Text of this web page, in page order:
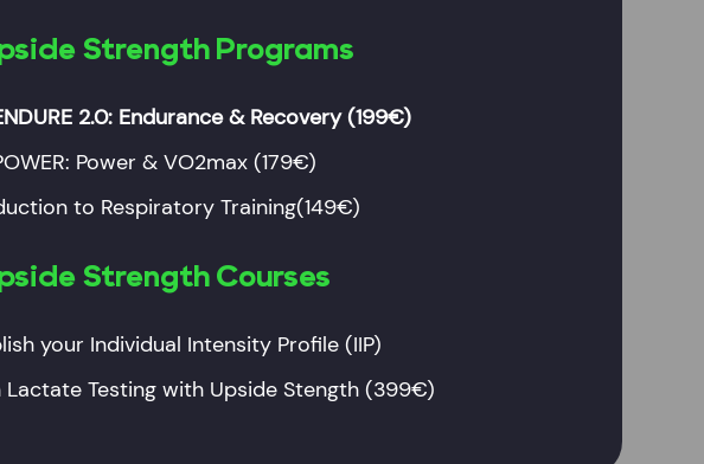
Strength Programs
2.0: Endurance & Recovery(199€)
Power & VO2max (179€)
to Respiratory Training(149€)
Strength Courses
your Individual Intensity Profile (IIP)
Lactate Testing with Upside Stength (399€)